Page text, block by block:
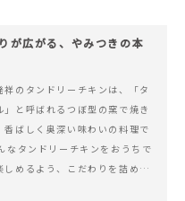
が広がる、やみつきの本
祥のタンドリーチキンは、「タ
」と呼ばれるつぼ型の窯で焼き
香ばしく奥深い味わいの料理で
なタンドリーチキンをおうちで
しめるよう、こだわりを詰め込
げました。 様々なシーンでお召